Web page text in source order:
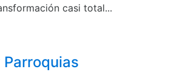
casi total...